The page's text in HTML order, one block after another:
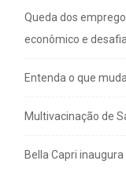
Queda dos
econômico e
Entenda o que
Multivacinação de
Bella Capri